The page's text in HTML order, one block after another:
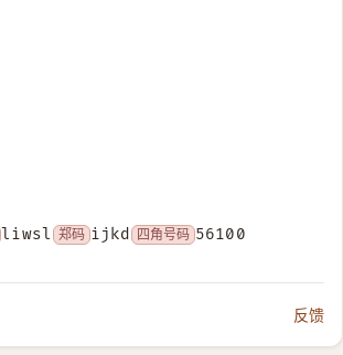
liwsl 郑码 ijkd 四角号码 56100
反馈